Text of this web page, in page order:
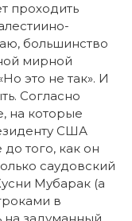
проходить
большинство
мирной
это не так». И
Согласно
на которые
США
того, как он
саудовский
Мубарак (а
в